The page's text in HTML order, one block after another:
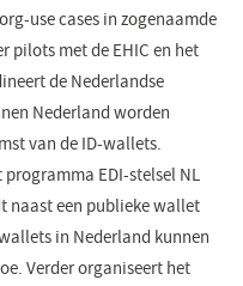
use cases in zogenaamde
pilots met de EHIC en het
de Nederlandse
Nederland worden
van de ID-wallets.
EDI-stelsel NL
naast een publieke wallet
in Nederland kunnen
Verder organiseert het